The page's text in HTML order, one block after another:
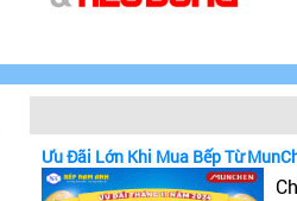
Ưu Đãi Lớn Khi Mua Bếp Từ